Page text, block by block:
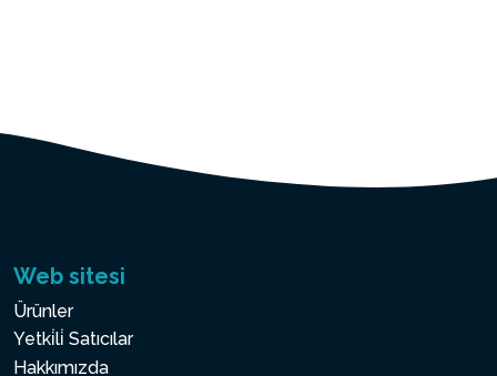
Web sitesi
Ürünler
Yetki̇li̇ Satıcılar
Hakkımızda